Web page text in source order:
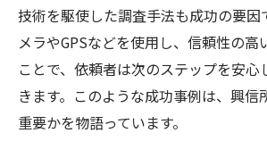
技術を駆使した調査手法も成功の要因
メラやGPSなどを使用し、信頼性の高
ことで、依頼者は次のステップを安心
きます。このような成功事例は、興信
重要かを物語っています。